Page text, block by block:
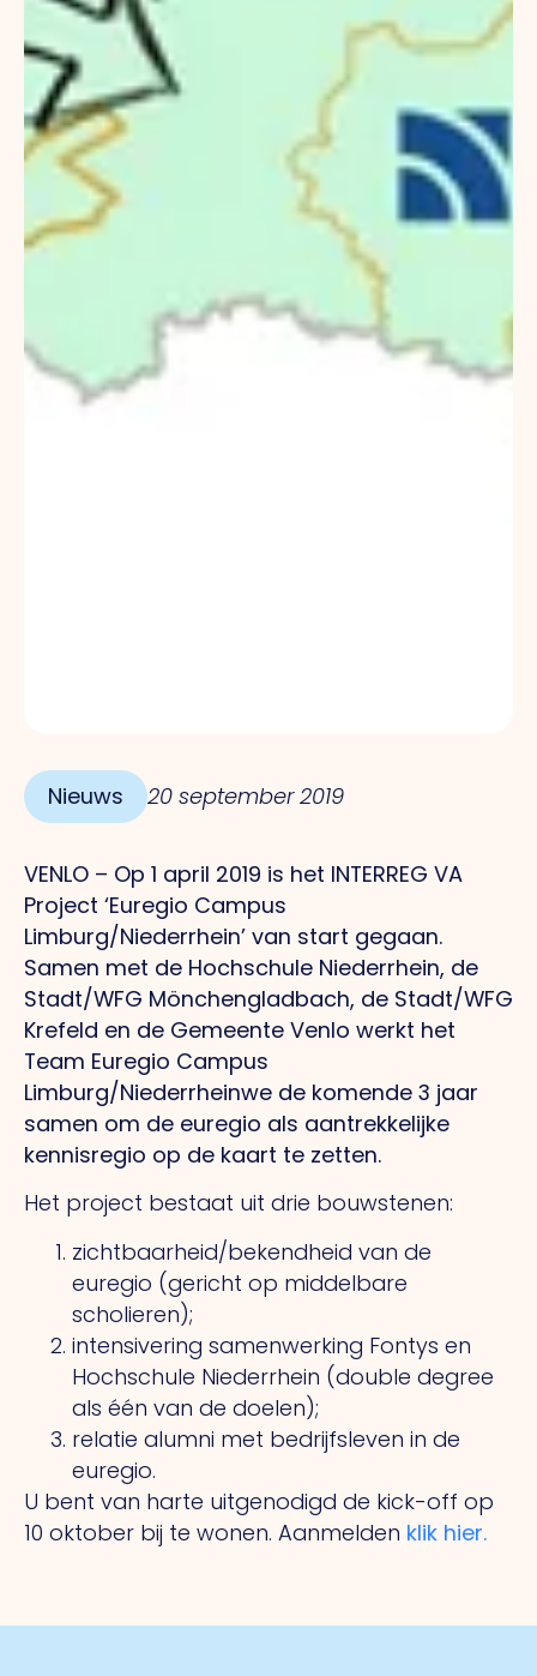
Nieuws 20 september 2019
VENLO – Op 1 april 2019 is het INTERREG VA
Project ‘Euregio Campus
Limburg/Niederrhein’ van start gegaan.
Samen met de Hochschule Niederrhein, de
Stadt/WFG Mönchengladbach, de Stadt/WFG
Krefeld en de Gemeente Venlo werkt het
Team Euregio Campus
Limburg/Niederrheinwe de komende 3 jaar
samen om de euregio als aantrekkelijke
kennisregio op de kaart te zetten.
Het project bestaat uit drie bouwstenen:
zichtbaarheid/bekendheid van de
euregio (gericht op middelbare
scholieren);
intensivering samenwerking Fontys en
Hochschule Niederrhein (double degree
als één van de doelen);
relatie alumni met bedrijfsleven in de
euregio.
U bent van harte uitgenodigd de kick-off op
10 oktober bij te wonen. Aanmelden klik hier.